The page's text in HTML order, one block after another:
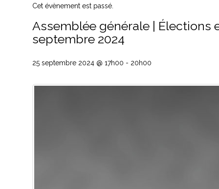
Cet évènement est passé.
Assemblée générale | Élections
septembre 2024
25 septembre 2024 @ 17h00 - 20h00